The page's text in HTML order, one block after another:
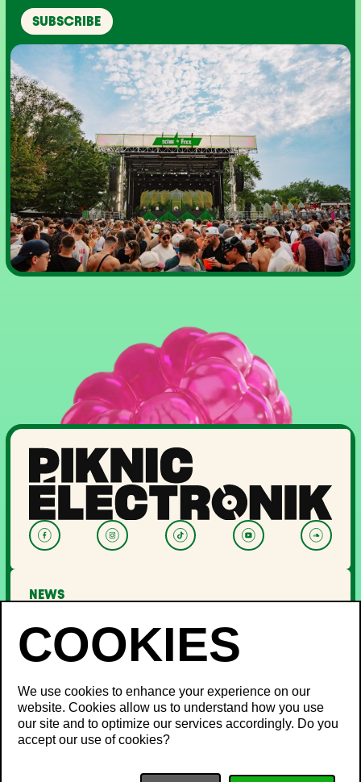
SUBSCRIBE
NEWS
PASSES AND TICKETS
THE FESTIVAL
About Us
Partners
Minister's Word
INFO
We use cookies to enhance your experience on our
website. Cookies allow us to understand how you use
our site and to optimize our services accordingly. Do you
accept our use of cookies?